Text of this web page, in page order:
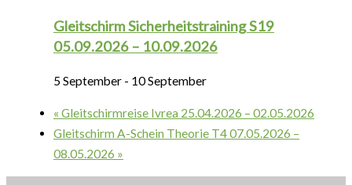
Gleitschirm Sicherheitstraining S19
05.09.2026 – 10.09.2026
5 September - 10 September
« Gleitschirmreise Ivrea 25.04.2026 – 02.05.2026
Gleitschirm A-Schein Theorie T4 07.05.2026 –
08.05.2026 »